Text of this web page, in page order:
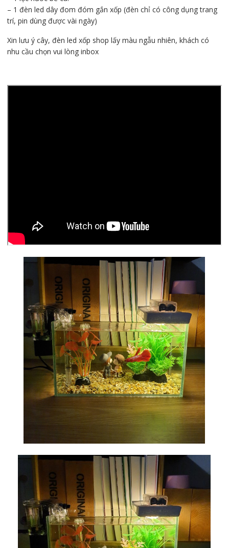
mini,
đèn
xốp,
pk
– 1 đèn led dây đom đóm gắn xốp (đèn chỉ có công dụng trang
trí, pin dùng được vài ngày)
Xin lưu ý cây, đèn led xốp shop lấy màu ngẫu nhiên, khách có
nhu cầu chọn vui lòng inbox